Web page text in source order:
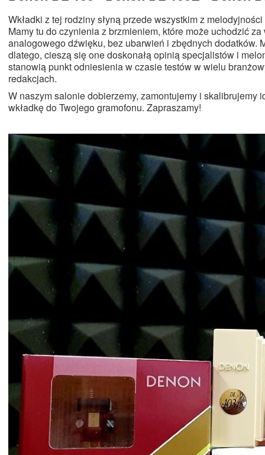
Wkładki z tej rodziny słyną przede wszystkim z
Mamy tu do czynienia z brzmieniem, które może uchodzić za
analogowego dźwięku, bez ubarwień i zbędnych dodatków.
dlatego, cieszą się one doskonałą opinią specjalistów i
stanowią punkt odniesienia w czasie testów w wielu
redakcjach.
W naszym salonie dobierzemy, zamontujemy i skalibrujemy
wkładkę do Twojego gramofonu. Zapraszamy!